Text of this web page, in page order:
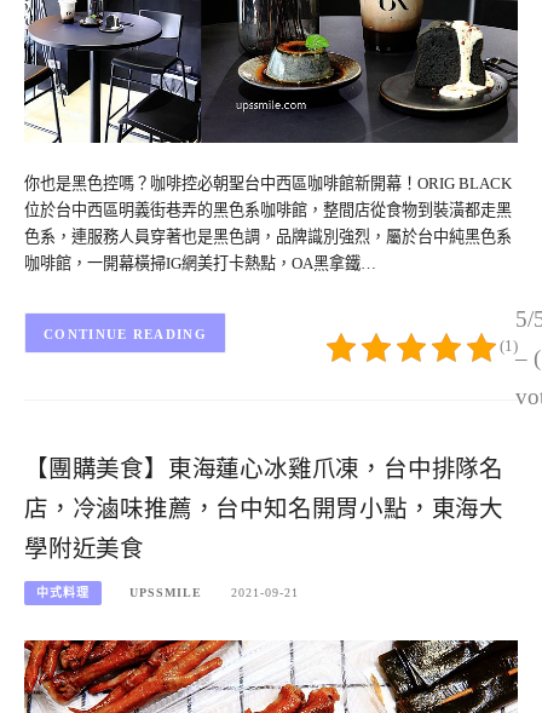
你也是黑色控嗎？咖啡控必朝聖台中西區咖啡館新開幕！ORIG BLACK
位於台中西區明義街巷弄的黑色系咖啡館，整間店從食物到裝潢都走黑
色系，連服務人員穿著也是黑色調，品牌識別強烈，屬於台中純黑色系
咖啡館，一開幕橫掃IG網美打卡熱點，OA黑拿鐵…
5/
–
(1)
CONTINUE READING
【團購美食】東海蓮心冰雞爪凍，台中排隊名
店，冷滷味推薦，台中知名開胃小點，東海大
學附近美食
中式料理 UPSSMILE 2021-09-21